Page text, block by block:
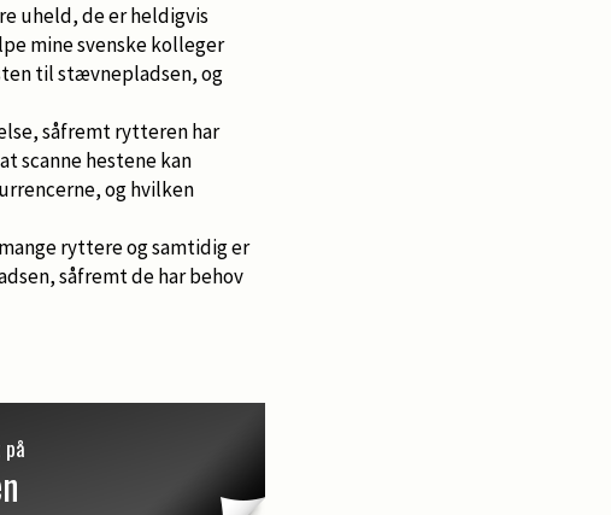
uheld, de er heldigvis
mine svenske kolleger
til stævnepladsen, og
såfremt rytteren har
scanne hestene kan
og hvilken
ryttere og samtidig er
såfremt de har behov